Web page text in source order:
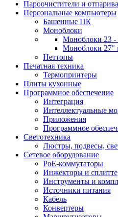
Пароочистители и
Персональные компьютеры
Башенные ПК
Моноблоки
Моноблоки 23 -
Моноблоки 27"
Неттопы
Печатная техника
Термопринтеры
Плиты кухонные
Программное обеспечение
Интеграция
Интеллектуальные
Приложения
Программное
Светотехника
Люстры, подвесы,
Сетевое оборудование
PoE-коммутаторы
Инжекторы и
Инструменты и
Источники питания
Кабель
Конвертеры